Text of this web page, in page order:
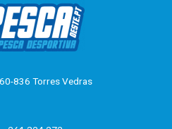
836 Torres Vedras